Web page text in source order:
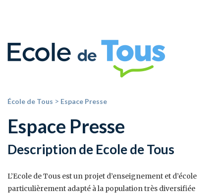
École de Tous > Espace Presse
Espace Presse
Description de Ecole de Tous
L’Ecole de Tous est un projet d’enseignement et d’école
particulièrement adapté à la population très diversifiée